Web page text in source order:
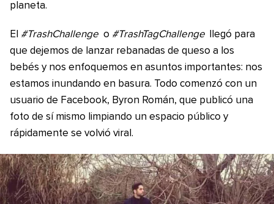
planeta.
El #TrashChallenge o #TrashTagChallenge
llegó para
que dejemos de lanzar rebanadas de queso a los
bebés y nos enfoquemos en asuntos importantes: nos
estamos inundando en basura. Todo comenzó con un
usuario de Facebook, Byron Román, que publicó una
foto de sí mismo limpiando un espacio público y
rápidamente se volvió viral.